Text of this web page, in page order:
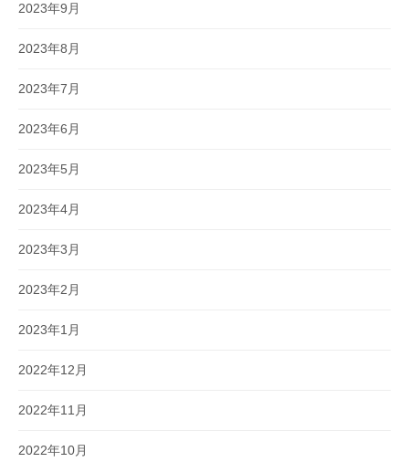
2023年9月
2023年8月
2023年7月
2023年6月
2023年5月
2023年4月
2023年3月
2023年2月
2023年1月
2022年12月
2022年11月
2022年10月